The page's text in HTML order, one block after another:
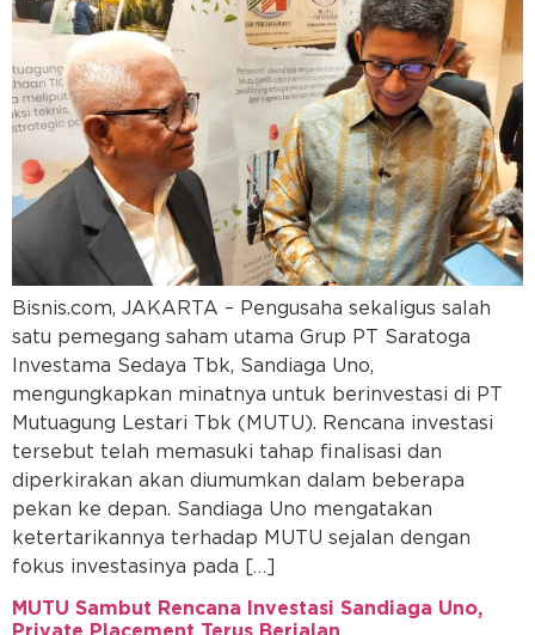
Bisnis.com, JAKARTA – Pengusaha sekaligus salah
satu pemegang saham utama Grup PT Saratoga
Investama Sedaya Tbk, Sandiaga Uno,
mengungkapkan minatnya untuk berinvestasi di PT
Mutuagung Lestari Tbk (MUTU). Rencana investasi
tersebut telah memasuki tahap finalisasi dan
diperkirakan akan diumumkan dalam beberapa
pekan ke depan. Sandiaga Uno mengatakan
ketertarikannya terhadap MUTU sejalan dengan
fokus investasinya pada […]
MUTU Sambut Rencana Investasi Sandiaga Uno,